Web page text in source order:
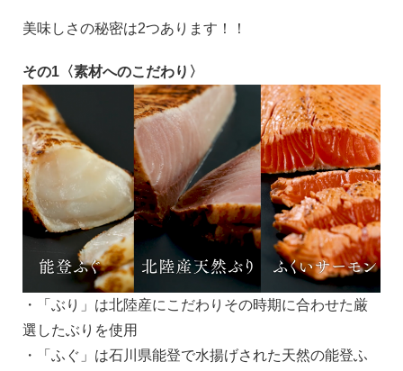
美味しさの秘密は2つあります！！
その1〈素材へのこだわり〉
・「ぶり」は北陸産にこだわりその時期に合わせた厳
選したぶりを使用
・「ふぐ」は石川県能登で水揚げされた天然の能登ふ